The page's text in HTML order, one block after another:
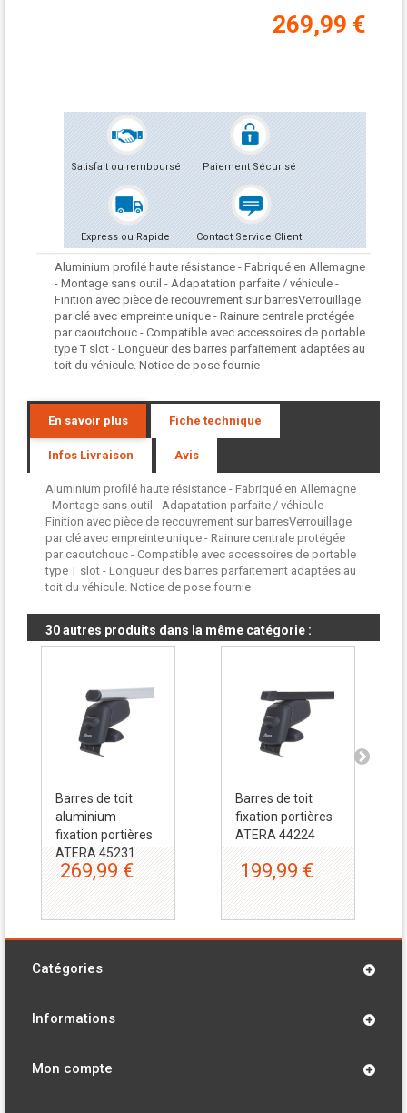
269,99 €
Satisfait ou remboursé Paiement Sécurisé
Express ou Rapide Contact Service Client
Aluminium profilé haute résistance - Fabriqué en Allemagne
- Montage sans outil - Adapatation parfaite / véhicule -
Finition avec pièce de recouvrement sur barresVerrouillage
par clé avec empreinte unique - Rainure centrale protégée
par caoutchouc - Compatible avec accessoires de portable
type T slot - Longueur des barres parfaitement adaptées au
toit du véhicule. Notice de pose fournie
En savoir plus Fiche technique
Infos Livraison Avis
Aluminium profilé haute résistance - Fabriqué en Allemagne
- Montage sans outil - Adapatation parfaite / véhicule -
Finition avec pièce de recouvrement sur barresVerrouillage
par clé avec empreinte unique - Rainure centrale protégée
par caoutchouc - Compatible avec accessoires de portable
type T slot - Longueur des barres parfaitement adaptées au
toit du véhicule. Notice de pose fournie
30 autres produits dans la même catégorie :
Barres de toit
aluminium
fixation portières
ATERA 45231
269,99 €
Barres de toit
fixation portières
ATERA 44224
199,99 €
Catégories
Informations
Mon compte